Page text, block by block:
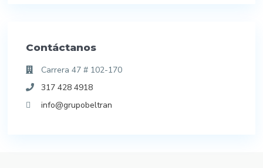
Contáctanos
Carrera 47 # 102-170
317 428 4918
info@grupobeltran